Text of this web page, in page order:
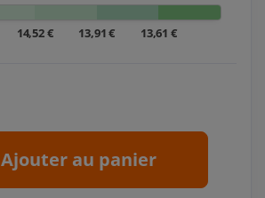
14,52 € 13,91 € 13,61 €
Ajouter au panier